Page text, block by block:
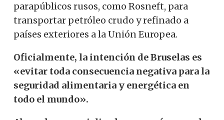
parapúblicos rusos, como Rosneft, para
transportar petróleo crudo y refinado a
países exteriores a la Unión Europea.
Oficialmente, la intención de Bruselas es
«evitar toda consecuencia negativa para la
seguridad alimentaria y energética en
todo el mundo».